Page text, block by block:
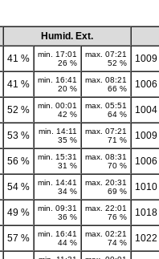
Humid. Ext.
41 %
min. 17:01
26 %
max. 07:21
52 %
41 %
min. 16:41
20 %
max. 08:21
66 %
52 %
min. 00:01
42 %
max. 05:51
64 %
53 %
min. 14:11
35 %
max. 07:21
71 %
56 %
min. 15:31
31 %
max. 08:31
70 %
54 %
min. 14:41
34 %
max. 20:31
69 %
49 %
min. 09:31
36 %
max. 22:01
76 %
57 %
min. 16:41
44 %
max. 02:21
74 %